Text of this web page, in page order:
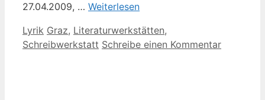
27.04.2009, … Weiterlesen
Kategorien
Lyrik Schlagwörter
Graz, Literaturwerkstätten,
Schreibwerkstatt Schreibe einen Kommentar